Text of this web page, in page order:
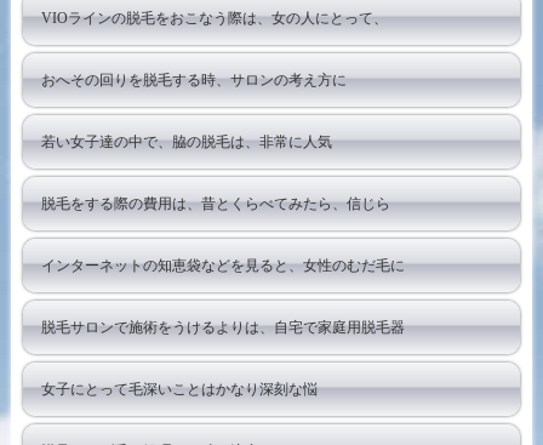
VIOラインの脱毛をおこなう際は、女の人にとって、
おへその回りを脱毛する時、サロンの考え方に
若い女子達の中で、脇の脱毛は、非常に人気
脱毛をする際の費用は、昔とくらべてみたら、信じら
インターネットの知恵袋などを見ると、女性のむだ毛に
脱毛サロンで施術をうけるよりは、自宅で家庭用脱毛器
女子にとって毛深いことはかなり深刻な悩